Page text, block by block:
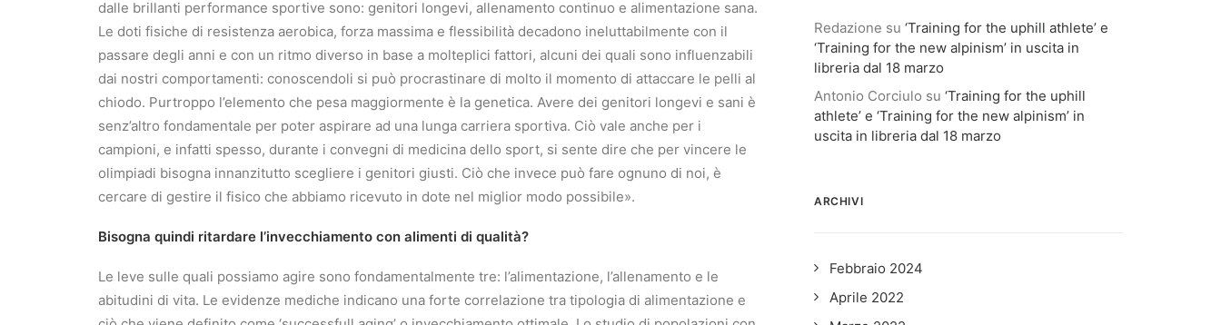
dalle brillanti performance sportive sono: genitori longevi, allenamento continuo e alimentazione sana.
Le doti fisiche di resistenza aerobica, forza massima e flessibilità decadono ineluttabilmente con il
passare degli anni e con un ritmo diverso in base a molteplici fattori, alcuni dei quali sono influenzabili
dai nostri comportamenti: conoscendoli si può procrastinare di molto il momento di attaccare le pelli al
chiodo. Purtroppo l’elemento che pesa maggiormente è la genetica. Avere dei genitori longevi e sani è
senz’altro fondamentale per poter aspirare ad una lunga carriera sportiva. Ciò vale anche per i
campioni, e infatti spesso, durante i convegni di medicina dello sport, si sente dire che per vincere le
olimpiadi bisogna innanzitutto scegliere i genitori giusti. Ciò che invece può fare ognuno di noi, è
cercare di gestire il fisico che abbiamo ricevuto in dote nel miglior modo possibile».
Bisogna quindi ritardare l’invecchiamento con alimenti di qualità?
Le leve sulle quali possiamo agire sono fondamentalmente tre: l’alimentazione, l’allenamento e le
abitudini di vita. Le evidenze mediche indicano una forte correlazione tra tipologia di alimentazione e
Redazione su ‘Training for the uphill athlete’ e
‘Training for the new alpinism’ in uscita in
libreria dal 18 marzo
Antonio Corciulo su ‘Training for the uphill
athlete’ e ‘Training for the new alpinism’ in
uscita in libreria dal 18 marzo
ARCHIVI
Febbraio 2024
Aprile 2022